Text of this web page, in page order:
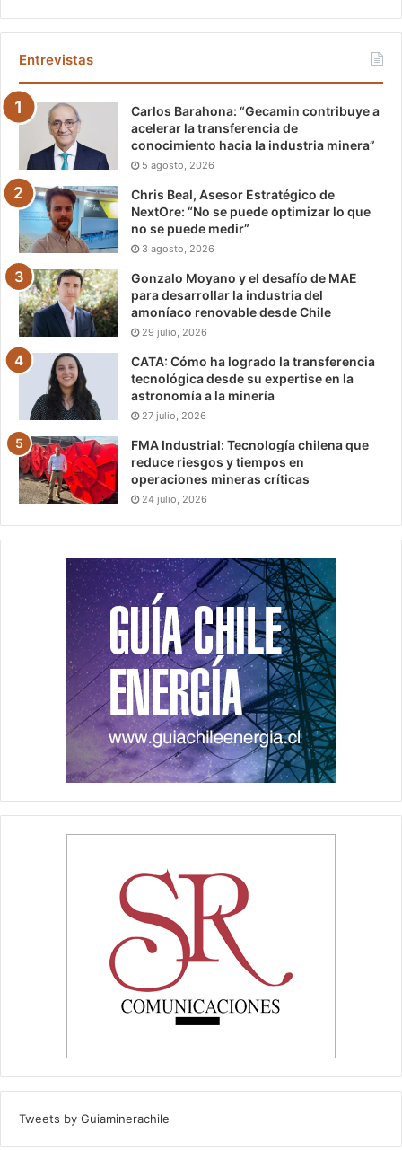
Entrevistas
Carlos Barahona: “Gecamin contribuye a
acelerar la transferencia de
conocimiento hacia la industria minera”
5 agosto, 2026
Chris Beal, Asesor Estratégico de
NextOre: “No se puede optimizar lo que
no se puede medir”
3 agosto, 2026
Gonzalo Moyano y el desafío de MAE
para desarrollar la industria del
amoníaco renovable desde Chile
29 julio, 2026
CATA: Cómo ha logrado la transferencia
tecnológica desde su expertise en la
astronomía a la minería
27 julio, 2026
FMA Industrial: Tecnología chilena que
reduce riesgos y tiempos en
operaciones mineras críticas
24 julio, 2026
Tweets by Guiaminerachile